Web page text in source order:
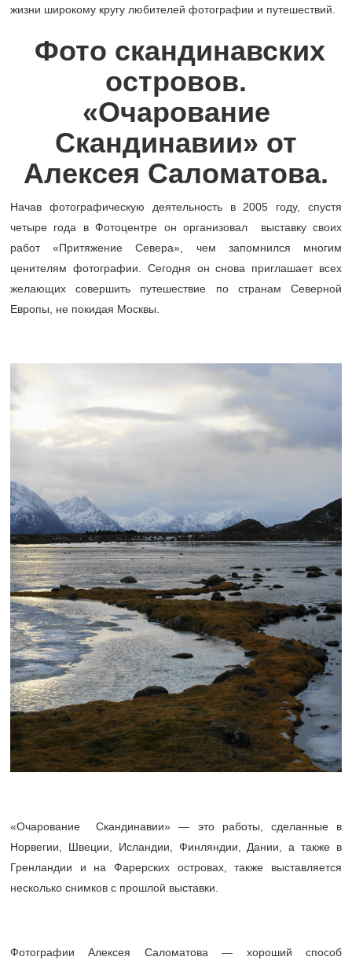
жизни широкому кругу любителей фотографии и путешествий.
Фото скандинавских
островов.
«Очарование
Скандинавии» от
Алексея Саломатова.
Начав фотографическую деятельность в 2005 году, спустя
четыре года в Фотоцентре он организовал выставку своих
работ «Притяжение Севера», чем запомнился многим
ценителям фотографии. Сегодня он снова приглашает всех
желающих совершить путешествие по странам Северной
Европы, не покидая Москвы.
«Очарование Скандинавии» — это работы, сделанные в
Норвегии, Швеции, Исландии, Финляндии, Дании, а также в
Гренландии и на Фарерских островах, также выставляется
несколько снимков с прошлой выставки.
Фотографии Алексея Саломатова — хороший способ